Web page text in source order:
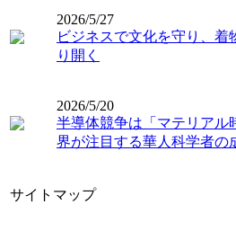
2026/5/27
ビジネスで文化を守り、着
り開く
2026/5/20
半導体競争は「マテリア
界が注目する華人科学者の
サイトマップ